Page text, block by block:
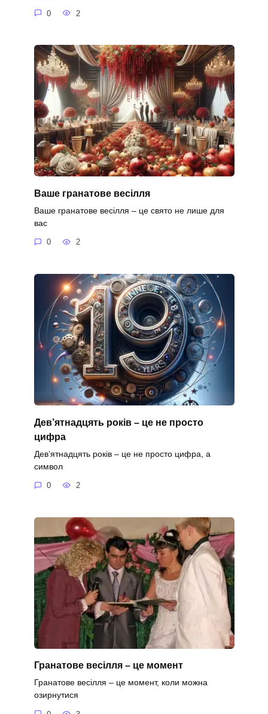
0 2
Ваше гранатове весілля
Ваше гранатове весілля – це свято не лише для
вас
0 2
Дев’ятнадцять років – це не просто
цифра
Дев’ятнадцять років – це не просто цифра, а
символ
0 2
Гранатове весілля – це момент
Гранатове весілля – це момент, коли можна
озирнутися